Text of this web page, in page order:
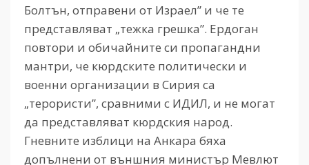
Болтън, отправени от Израел” и че те
представляват „тежка грешка”. Ердоган
повтори и обичайните си пропагандни
мантри, че кюрдските политически и
военни организации в Сирия са
„терористи”, сравними с ИДИЛ, и не могат
да представляват кюрдския народ.
Гневните изблици на Анкара бяха
допълнени от външния министър Мевлют